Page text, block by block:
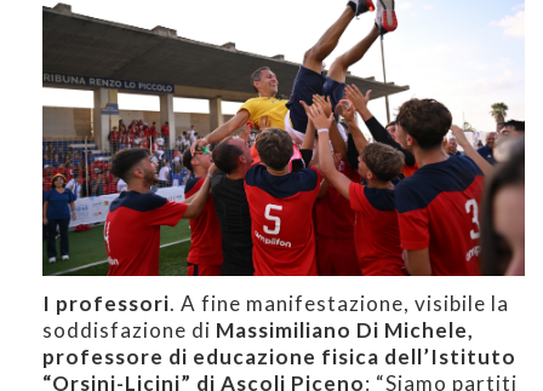
I professori. A fine manifestazione, visibile la
soddisfazione di Massimiliano Di Michele,
professore di educazione fisica dell’Istituto
“Orsini-Licini” di Ascoli Piceno: “Siamo partiti